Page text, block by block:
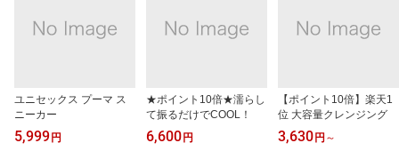
ユニセックス プーマ ス
ニーカー
5,999 円
★ポイント10倍★濡らし
て振るだけでCOOL！
6,600 円
【ポイント10倍】楽天1
位 大容量クレンジング
3,630 円 ～